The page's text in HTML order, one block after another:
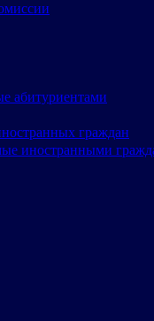
абитуриентами
граждан
иностранными